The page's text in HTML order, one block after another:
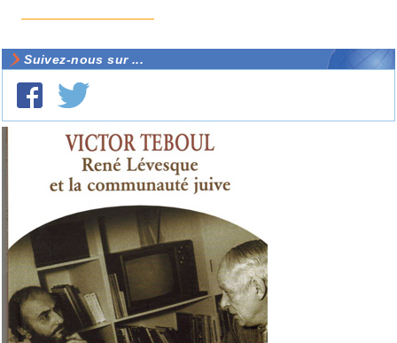
Suivez-nous sur ...